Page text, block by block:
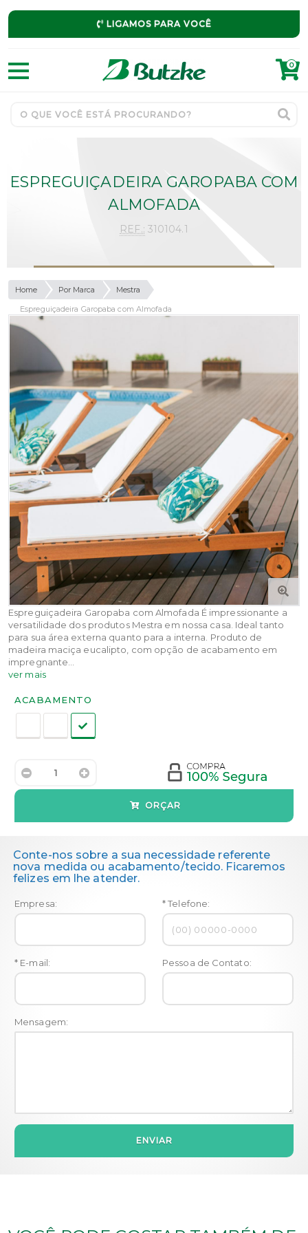
LIGAMOS PARA VOCÊ
0
ESPREGUIÇADEIRA GAROPABA COM
ALMOFADA
REF.: 310104.1
Home Por Marca
Mestra
Espreguiçadeira Garopaba com Almofada
Espreguiçadeira Garopaba com Almofada É impressionante a
versatilidade dos produtos Mestra em nossa casa. Ideal tanto
para sua área externa quanto para a interna. Produto de
madeira maciça eucalipto, com opção de acabamento em
impregnante...
ver mais
Acabamento:
ACABAMENTO
ORÇAR
Conte-nos sobre a sua necessidade referente
nova medida ou acabamento/tecido. Ficaremos
felizes em lhe atender.
Empresa: * Telefone:
* E-mail: Pessoa de Contato:
Mensagem:
ENVIAR